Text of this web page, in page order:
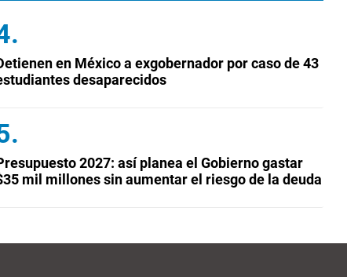
en México a exgobernador por caso de 43
desaparecidos
2027: así planea el Gobierno gastar
mil millones sin aumentar el riesgo de la deuda